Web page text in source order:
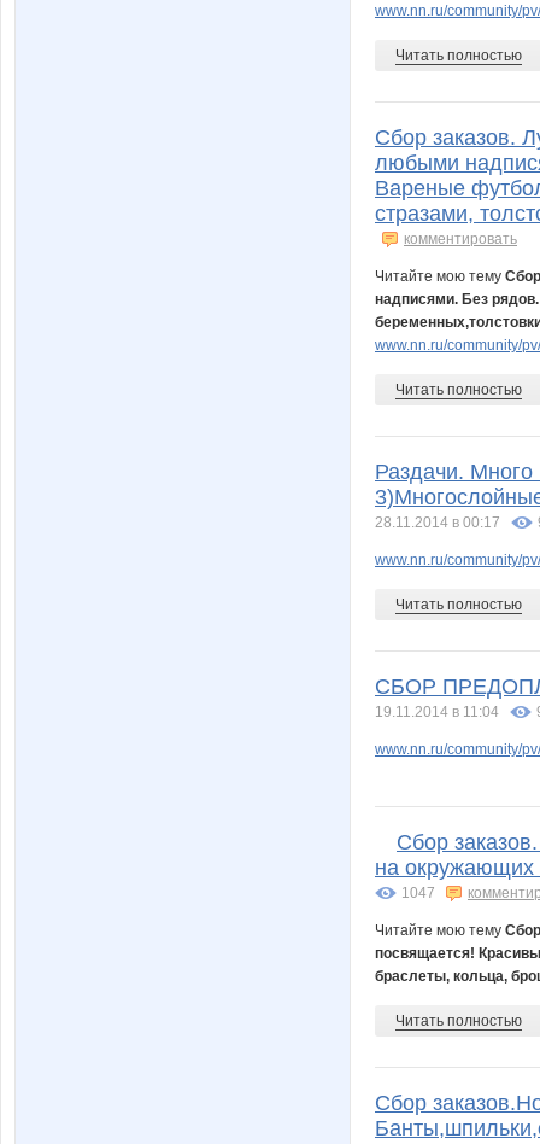
www.nn.ru/community/
Читать полностью
Сбор заказов.
любыми
Вареные
стразами,
комментировать
Читайте мою тему
надписями. Без
www.nn.ru/community/
Читать полностью
Раздачи.
28.11.2014 в 00:17
www.nn.ru/community/
Читать полностью
СБОР
19.11.2014 в 11:04
www.nn.ru/community/
Сбор
на окружающих
1047
Читайте мою тему
посвящается!
браслеты, кольца,
Читать полностью
Сбор